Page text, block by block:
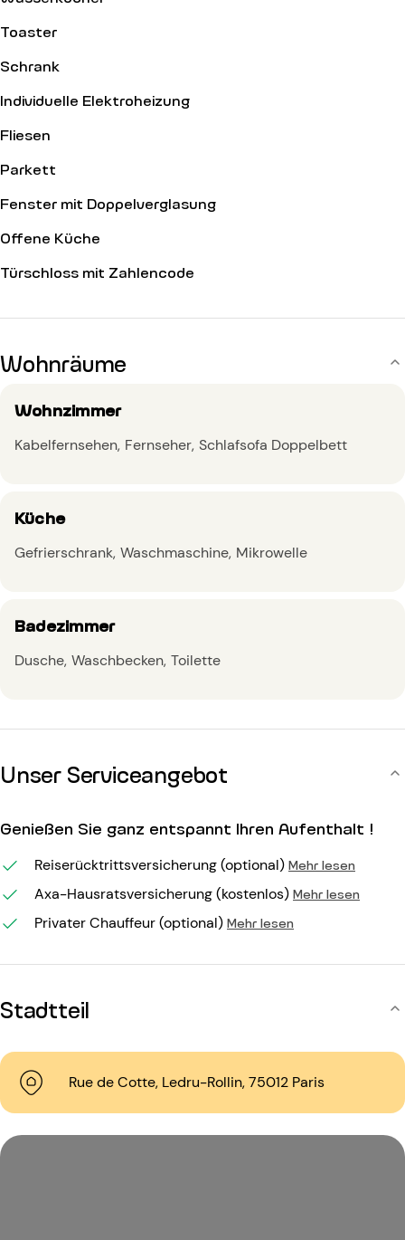
Toaster
Schrank
Individuelle Elektroheizung
Fliesen
Parkett
Fenster mit Doppelverglasung
Offene Küche
Türschloss mit Zahlencode
Wohnräume
Wohnzimmer
Kabelfernsehen Fernseher Schlafsofa Doppelbett
Küche
Gefrierschrank Waschmaschine Mikrowelle
Badezimmer
Dusche Waschbecken Toilette
Unser Serviceangebot
Genießen Sie ganz entspannt Ihren Aufenthalt !
Reiserücktrittsversicherung (optional) Mehr lesen
Axa-Hausratsversicherung (kostenlos) Mehr lesen
Privater Chauffeur (optional) Mehr lesen
Stadtteil
Rue de Cotte, Ledru-Rollin, 75012 Paris